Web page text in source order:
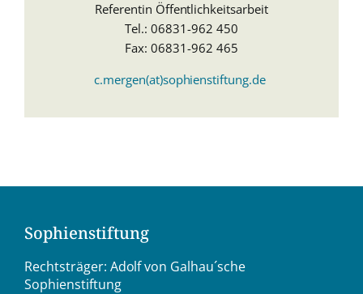
Referentin Öffentlichkeitsarbeit
Tel.: 06831-962 450
Fax: 06831-962 465
c.mergen(at)sophienstiftung.de
Sophienstiftung
Rechtsträger: Adolf von Galhau´sche
Sophienstiftung